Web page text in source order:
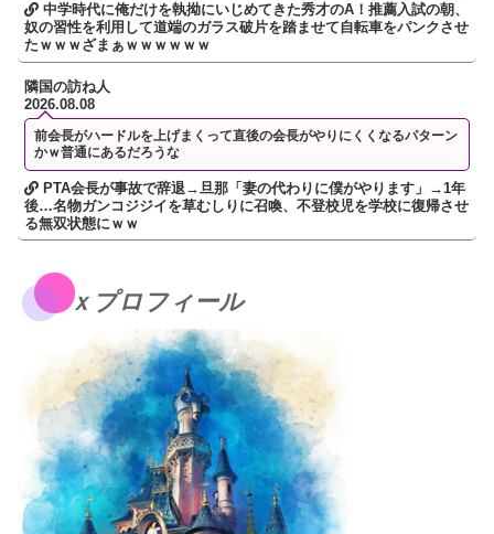
中学時代に俺だけを執拗にいじめてきた秀才のA！推薦入試の朝、
奴の習性を利用して道端のガラス破片を踏ませて自転車をパンクさせ
たｗｗｗざまぁｗｗｗｗｗｗ
隣国の訪ね人
2026.08.08
前会長がハードルを上げまくって直後の会長がやりにくくなるパターン
かｗ普通にあるだろうな
PTA会長が事故で辞退→旦那「妻の代わりに僕がやります」→1年
後…名物ガンコジジイを草むしりに召喚、不登校児を学校に復帰させ
る無双状態にｗｗ
ｘプロフィール